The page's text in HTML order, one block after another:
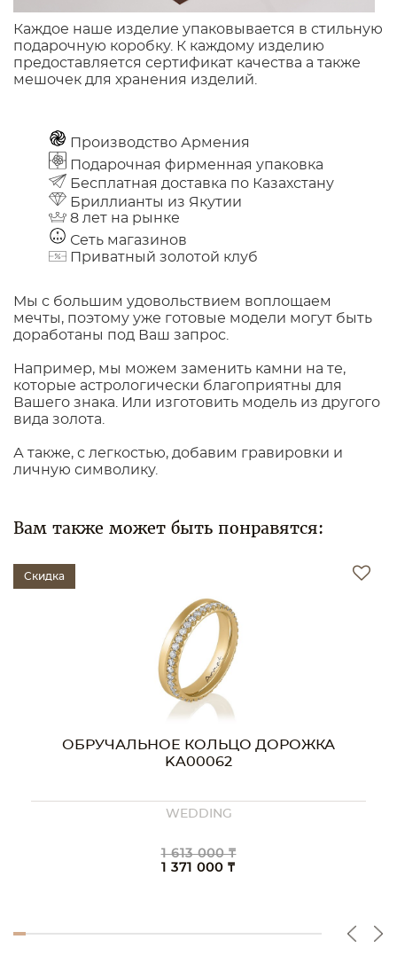
Каждое наше изделие упаковывается в стильную
подарочную коробку. К каждому изделию
предоставляется сертификат качества а также
мешочек для хранения изделий.
Производство Армения
Подарочная фирменная упаковка
Бесплатная доставка по Казахстану
Бриллианты из Якутии
8 лет на рынке
Сеть магазинов
Приватный золотой клуб
Мы с большим удовольствием воплощаем
мечты, поэтому уже готовые модели могут быть
доработаны под Ваш запрос.
Например, мы можем заменить камни на те,
которые астрологически благоприятны для
Вашего знака. Или изготовить модель из другого
вида золота.
А также, с легкостью, добавим гравировки и
личную символику.
Вам также может быть понравятся:
Скидка
ОБРУЧАЛЬНОЕ КОЛЬЦО ДОРОЖКА
KA00062
WEDDING
1 613 000 ₸
1 371 000 ₸